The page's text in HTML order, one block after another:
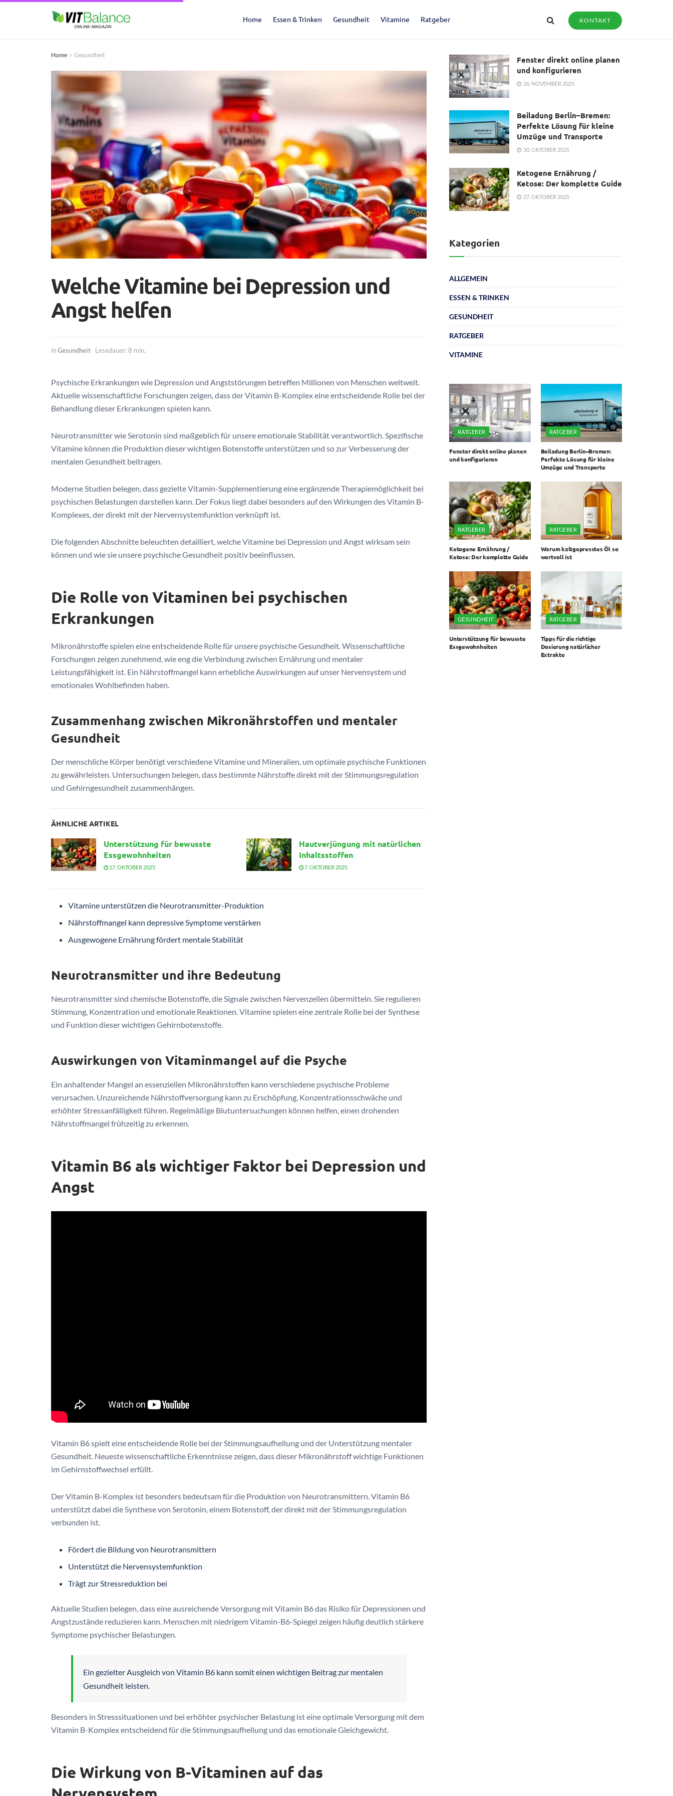
Home Essen & Trinken Gesundheit Vitamine Ratgeber KONTAKT
Home Gesundheit
Welche Vitamine bei Depression und
Angst helfen
inGesundheit Lesedauer: 8 min.
Psychische Erkrankungen wie Depression und Angststörungen betreffen Millionen von Menschen weltweit.
Aktuelle wissenschaftliche Forschungen zeigen, dass der Vitamin B-Komplex eine entscheidende Rolle bei der
Behandlung dieser Erkrankungen spielen kann.
Neurotransmitter wie Serotonin sind maßgeblich für unsere emotionale Stabilität verantwortlich. Spezifische
Vitamine können die Produktion dieser wichtigen Botenstoffe unterstützen und so zur Verbesserung der
mentalen Gesundheit beitragen.
Moderne Studien belegen, dass gezielte Vitamin-Supplementierung eine ergänzende Therapiemöglichkeit bei
psychischen Belastungen darstellen kann. Der Fokus liegt dabei besonders auf den Wirkungen des Vitamin B-
Komplexes, der direkt mit der Nervensystemfunktion verknüpft ist.
Die folgenden Abschnitte beleuchten detailliert, welche Vitamine bei Depression und Angst wirksam sein
können und wie sie unsere psychische Gesundheit positiv beeinflussen.
Die Rolle von Vitaminen bei psychischen
Erkrankungen
Mikronährstoffe spielen eine entscheidende Rolle für unsere psychische Gesundheit. Wissenschaftliche
Forschungen zeigen zunehmend, wie eng die Verbindung zwischen Ernährung und mentaler
Leistungsfähigkeit ist. Ein Nährstoffmangel kann erhebliche Auswirkungen auf unser Nervensystem und
emotionales Wohlbefinden haben.
Zusammenhang zwischen Mikronährstoffen und mentaler
Gesundheit
Der menschliche Körper benötigt verschiedene Vitamine und Mineralien, um optimale psychische Funktionen
zu gewährleisten. Untersuchungen belegen, dass bestimmte Nährstoffe direkt mit der Stimmungsregulation
und Gehirngesundheit zusammenhängen.
ÄHNLICHE ARTIKEL
Unterstützung für bewusste
Essgewohnheiten
17. OKTOBER 2025
Hautverjüngung mit natürlichen
Inhaltsstoffen
7. OKTOBER 2025
Vitamine unterstützen die Neurotransmitter-Produktion
Nährstoffmangel kann depressive Symptome verstärken
Ausgewogene Ernährung fördert mentale Stabilität
Neurotransmitter und ihre Bedeutung
Neurotransmitter sind chemische Botenstoffe, die Signale zwischen Nervenzellen übermitteln. Sie regulieren
Stimmung, Konzentration und emotionale Reaktionen. Vitamine spielen eine zentrale Rolle bei der Synthese
und Funktion dieser wichtigen Gehirnbotenstoffe.
Auswirkungen von Vitaminmangel auf die Psyche
Ein anhaltender Mangel an essenziellen Mikronährstoffen kann verschiedene psychische Probleme
verursachen. Unzureichende Nährstoffversorgung kann zu Erschöpfung, Konzentrationsschwäche und
erhöhter Stressanfälligkeit führen. Regelmäßige Blutuntersuchungen können helfen, einen drohenden
Nährstoffmangel frühzeitig zu erkennen.
Vitamin B6 als wichtiger Faktor bei Depression und
Angst
Vitamin B6 spielt eine entscheidende Rolle bei der Stimmungsaufhellung und der Unterstützung mentaler
Gesundheit. Neueste wissenschaftliche Erkenntnisse zeigen, dass dieser Mikronährstoff wichtige Funktionen
im Gehirnstoffwechsel erfüllt.
Der Vitamin B-Komplex ist besonders bedeutsam für die Produktion von Neurotransmittern. Vitamin B6
unterstützt dabei die Synthese von Serotonin, einem Botenstoff, der direkt mit der Stimmungsregulation
verbunden ist.
Fördert die Bildung von Neurotransmittern
Unterstützt die Nervensystemfunktion
Trägt zur Stressreduktion bei
Aktuelle Studien belegen, dass eine ausreichende Versorgung mit Vitamin B6 das Risiko für Depressionen und
Angstzustände reduzieren kann. Menschen mit niedrigem Vitamin-B6-Spiegel zeigen häufig deutlich stärkere
Symptome psychischer Belastungen.
Ein gezielter Ausgleich von Vitamin B6 kann somit einen wichtigen Beitrag zur mentalen
Gesundheit leisten.
Besonders in Stresssituationen und bei erhöhter psychischer Belastung ist eine optimale Versorgung mit dem
Vitamin B-Komplex entscheidend für die Stimmungsaufhellung und das emotionale Gleichgewicht.
Die Wirkung von B-Vitaminen auf das
Fenster direkt online planen
und konfigurieren
26. NOVEMBER 2025
Beiladung Berlin–Bremen:
Perfekte Lösung für kleine
Umzüge und Transporte
30. OKTOBER 2025
Ketogene Ernährung /
Ketose: Der komplette Guide
27. OKTOBER 2025
Kategorien
ALLGEMEIN
ESSEN & TRINKEN
GESUNDHEIT
RATGEBER
VITAMINE
RATGEBER
Fenster direkt online planen
und konfigurieren
RATGEBER
Beiladung Berlin–Bremen:
Perfekte Lösung für kleine
Umzüge und Transporte
RATGEBER
Ketogene Ernährung /
Ketose: Der komplette Guide
RATGEBER
Warum kaltgepresstes Öl so
wertvoll ist
GESUNDHEIT
Unterstützung für bewusste
Essgewohnheiten
RATGEBER
Tipps für die richtige
Dosierung natürlicher
Extrakte